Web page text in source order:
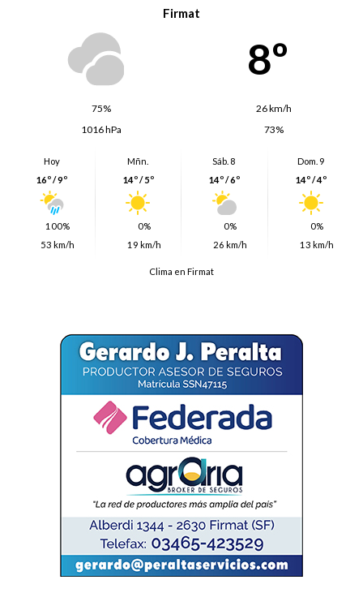
Firmat
8º
75%
26 km/h
1016 hPa
73%
Hoy
16º / 9º
100%
53 km/h
Mñn.
14º / 5º
0%
19 km/h
Sáb. 8
14º / 6º
0%
26 km/h
Dom. 9
14º / 4º
0%
13 km/h
Clima en Firmat